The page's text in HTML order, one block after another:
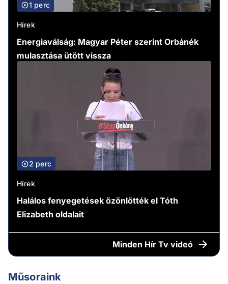
1 perc
Hírek
Energiaválság: Magyar Péter szerint Orbánék
mulasztása ütött vissza
2 perc
Hírek
Halálos fenyegetések özönlötték el Tóth
Elizabeth oldalait
Minden Hír Tv videó
Műsoraink